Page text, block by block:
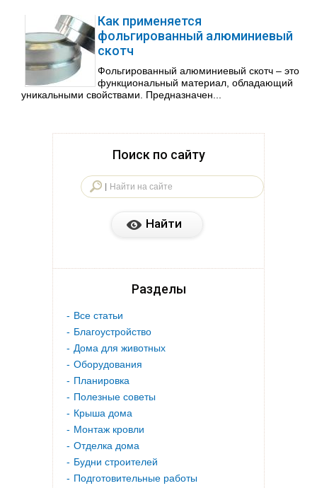
Как применяется
фольгированный алюминиевый
скотч
Фольгированный алюминиевый скотч – это
функциональный материал, обладающий
уникальными свойствами. Предназначен...
Поиск по сайту
Разделы
Все статьи
Благоустройство
Дома для животных
Оборудования
Планировка
Полезные советы
Крыша дома
Монтаж кровли
Отделка дома
Будни строителей
Подготовительные работы